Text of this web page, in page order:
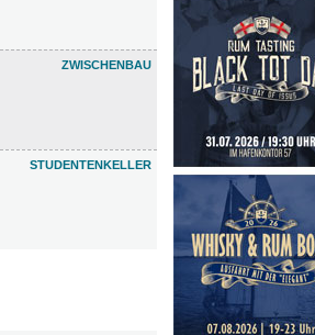
ZWISCHENBAU
STUDENTENKELLER